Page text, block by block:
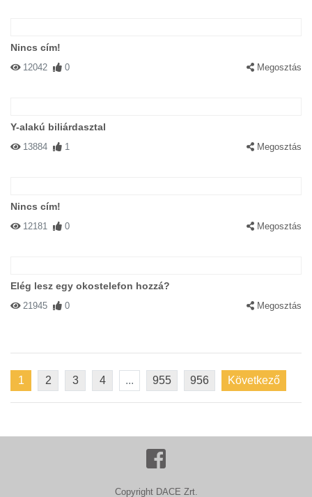
Nincs cím!
12042 0 Megosztás
Y-alakú biliárdasztal
13884 1 Megosztás
Nincs cím!
12181 0 Megosztás
Elég lesz egy okostelefon hozzá?
21945 0 Megosztás
1 2 3 4 ... 955 956 Következő
Copyright DACE Zrt.